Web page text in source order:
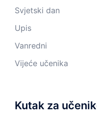
Svjetski dan
Upis
Vanredni
Vijeće učenika
Kutak za